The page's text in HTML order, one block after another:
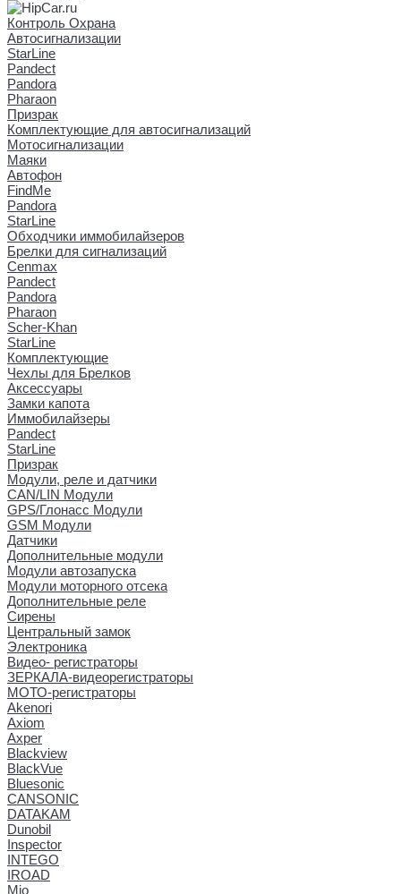
Контроль Охрана
Автосигнализации
StarLine
Pandect
Pandora
Pharaon
Призрак
Комплектующие для автосигнализаций
Мотосигнализации
Маяки
Автофон
FindMe
Pandora
StarLine
Обходчики иммобилайзеров
Брелки для сигнализаций
Cenmax
Pandect
Pandora
Pharaon
Scher-Khan
StarLine
Комплектующие
Чехлы для Брелков
Аксессуары
Замки капота
Иммобилайзеры
Pandect
StarLine
Призрак
Модули, реле и датчики
CAN/LIN Модули
GPS/Глонасс Модули
GSM Модули
Датчики
Дополнительные модули
Модули автозапуска
Модули моторного отсека
Дополнительные реле
Сирены
Центральный замок
Электроника
Видео- регистраторы
ЗЕРКАЛА-видеорегистраторы
МОТО-регистраторы
Akenori
Axiom
Axper
Blackview
BlackVue
Bluesonic
CANSONIC
DATAKAM
Dunobil
Inspector
INTEGO
IROAD
Mio